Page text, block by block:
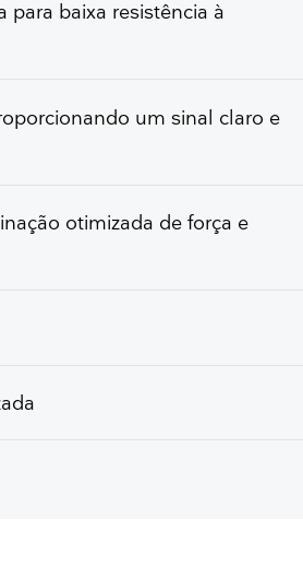
para baixa resistência à
um sinal claro e
otimizada de força e